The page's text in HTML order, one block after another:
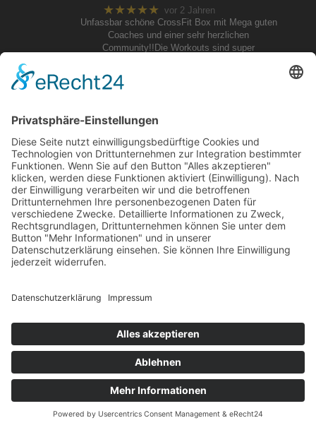
★★★★★ vor 2 Jahren
Unfassbar schöne CrossFit Box mit Mega guten
Coaches und einer sehr herzlichen
Community!!Die Workouts sind super
Angebot an Kursen und Kurszeiten, von Mobility
über Endurance, CrossFit Classes,
Kim Welze
★★★★★ vor 2 Jahren
Einfach eine tolle Box. Alles war super
unkompliziert & schön. Habe mich nur selten
sofort so wohl in einer Box gefühlt. Räumlich wie
menschlich 10/10. Mega nette Leute, die Owner
& Trainer*innen lieben den Sport und bringen
entsprechend … Mehr
einzigartigem Programming! Und das beste ist:
schmeckt 😀
V. B.
★★★★★
vor 2 Jahren
Strukturiertes und durchdachtes Training.
Erfahrene Trainer. Beste Box! Wer bei euch